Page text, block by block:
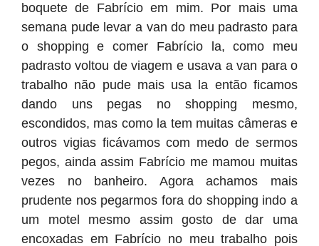
boquete de Fabrício em mim. Por mais uma
semana pude levar a van do meu padrasto para
o shopping e comer Fabrício la, como meu
padrasto voltou de viagem e usava a van para o
trabalho não pude mais usa la então ficamos
dando uns pegas no shopping mesmo,
escondidos, mas como la tem muitas câmeras e
outros vigias ficávamos com medo de sermos
pegos, ainda assim Fabrício me mamou muitas
vezes no banheiro. Agora achamos mais
prudente nos pegarmos fora do shopping indo a
um motel mesmo assim gosto de dar uma
encoxadas em Fabrício no meu trabalho pois